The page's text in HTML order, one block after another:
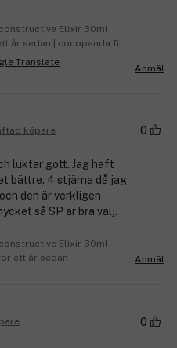
Elixir 30ml
år sedan | cocopanda.fi
Anmäl
köpare 0
luktar gott. Jag haft
bättre. 4 stjärna då jag
den är verkligen
så SP är bra välj.
Elixir 30ml
ett år sedan
Anmäl
0